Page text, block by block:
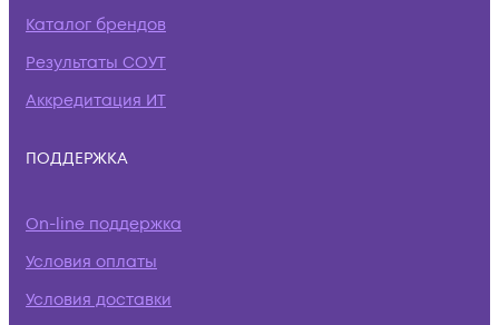
Каталог брендов
Результаты СОУТ
Аккредитация ИТ
ПОДДЕРЖКА
On-line поддержка
Условия оплаты
Условия доставки